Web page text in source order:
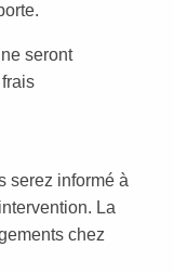
seront
serez informé à
La
chez